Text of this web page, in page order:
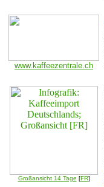
www.kaffeezentrale.ch
Großansicht 14 Tage [FR]